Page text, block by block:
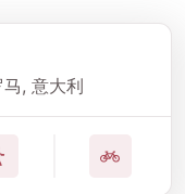
, 意大利